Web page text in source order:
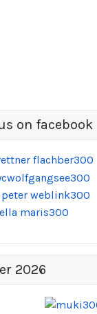
on facebook
2026